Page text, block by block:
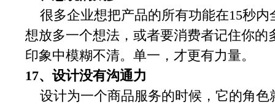
很多企业想把产品的所有功能在15秒内
想放多一个想法，或者要消费者记住你
印象中模糊不清。单一，才更有力量。
17、设计没有沟通力
设计为一个商品服务的时候，它的角色